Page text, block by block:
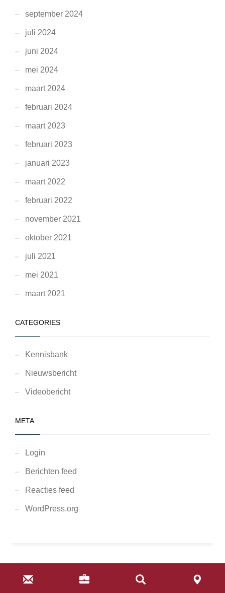
september 2024
juli 2024
juni 2024
mei 2024
maart 2024
februari 2024
maart 2023
februari 2023
januari 2023
maart 2022
februari 2022
november 2021
oktober 2021
juli 2021
mei 2021
maart 2021
CATEGORIES
Kennisbank
Nieuwsbericht
Videobericht
META
Login
Berichten feed
Reacties feed
WordPress.org
© Eye Watch Security Group BV 2024 | This website is hosted by